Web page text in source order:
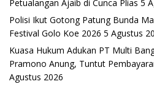
Petualangan Ajaib di Cunca Plias 5
Polisi Ikut Gotong Patung Bunda
Festival Golo Koe 2026 5 Agustus
Kuasa Hukum Adukan PT Multi
Pramono Anung, Tuntut
Agustus 2026